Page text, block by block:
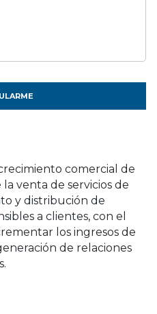
comercial de
venta de servicios de
y distribución de
a clientes, con el
los ingresos de
de relaciones